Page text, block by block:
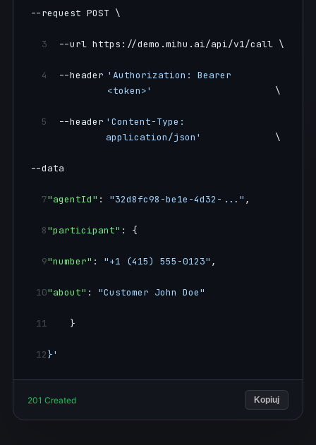
--request POST \
3
  --url https://demo.mihu.ai/api/v1/call \
4
  --header
'Authorization: Bearer
<token>'
\
5
  --header
'Content-Type:
application/json'
\
--data
7"agentId" : "32d8fc98-be1e-4d32-..." ,
8"participant" : {
9"number" : "+1 (415) 555-0123" ,
10"about" : "Customer John Doe"
11
    }
12}'
201 Created Kopiuj